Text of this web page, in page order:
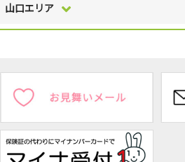
相模大野リハビリテーション病院
介護老人保健施設のどか
グループホームあいち
大阪脳卒中リハビリテーション病院
ならまちリハビリテーション病院
岸和田リハビリテーション病院
せいふうクリニック
医療法人社団 生和会
広島はくしま病院
呉やけやま病院
山口エリア
周南リハビリテーション病院
徳山リハビリテーション病院
介護老人保健施設 なごやか熊毛